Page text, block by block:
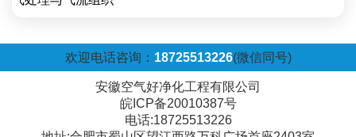
欢迎电话咨询： 18725513226(微信同号)
安徽空气好净化工程有限公司
皖ICP备20010387号
电话:18725513226